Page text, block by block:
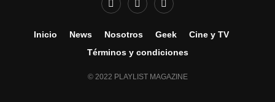
Inicio News Nosotros Geek
Cine y TV
Términos y condiciones
© 2022 PLAYLIST MAGAZINE